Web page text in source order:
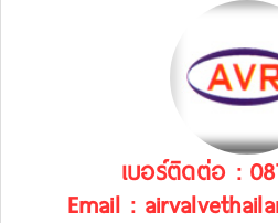
เบอร์ติดต่อ :
Email :